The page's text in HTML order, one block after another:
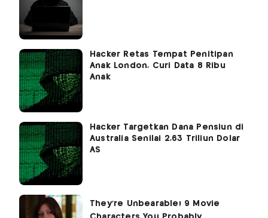
Hacker Retas Tempat Penitipan
Anak London, Curi Data 8 Ribu
Anak
Hacker Targetkan Dana Pensiun di
Australia Senilai 2,63 Triliun Dolar
AS